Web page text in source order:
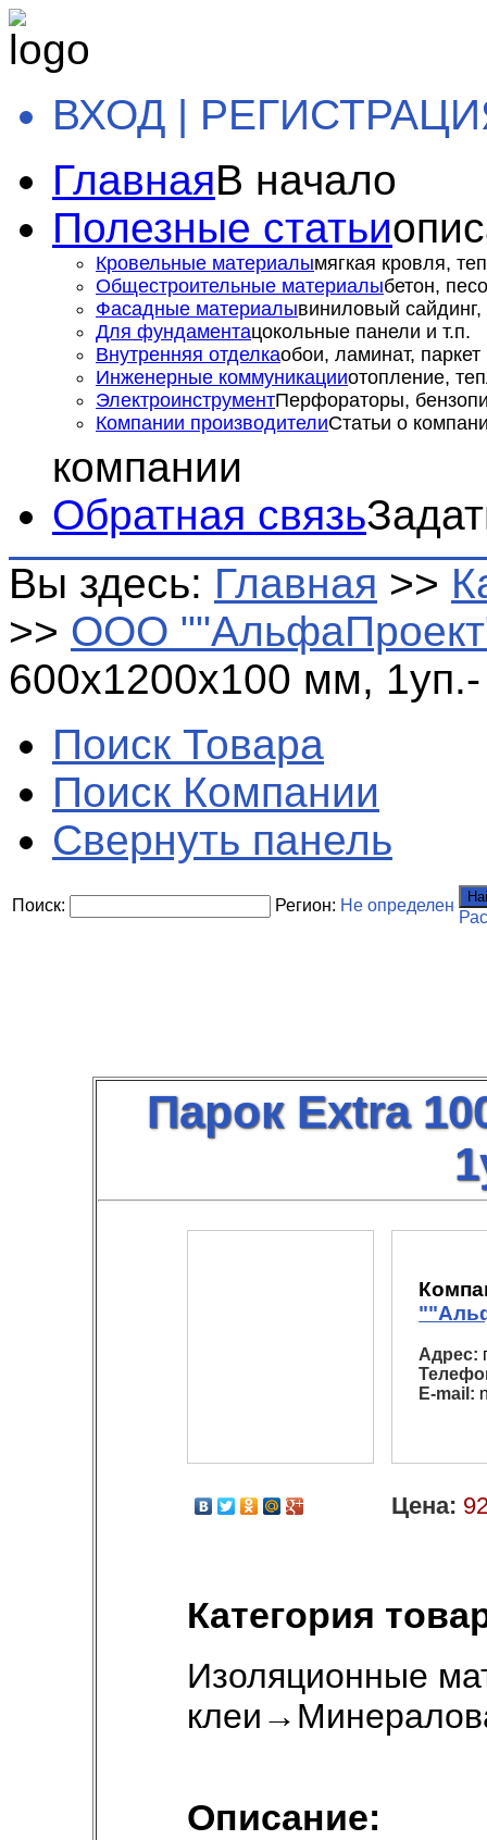
ВХОД |
ГлавнаяВ начало
Полезные статьи
Кровельные материалымягкая кровля,
Общестроительные материалыбетон,
Фасадные материалывиниловый сайдинг,
Для фундаментацокольные панели и т.п.
Внутренняя отделкаобои, ламинат, паркет
Инженерные коммуникацииотопление,
ЭлектроинструментПерфораторы,
Компании производителиСтатьи о
компании
Обратная связь
Вы здесь: Главная >>
>> ООО
600х1200х100 мм,
Поиск Товара
Поиск Компании
Свернуть панель
Поиск: Регион: Не определен
Парок Extra
Адрес:
E-mail:
Цена:
Категория
Изоляционные
клеи →
Описание: